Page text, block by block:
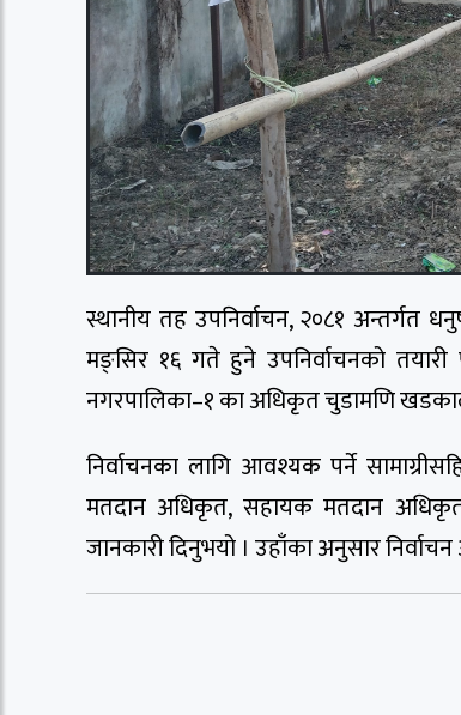
स्थानीय तह उपनिर्वाचन, २०८१ अन्तर्गत
मङ्सिर १६ गते हुने उपनिर्वाचनको
नगरपालिका–१ का अधिकृत चुडामणि
निर्वाचनका लागि आवश्यक पर्ने
मतदान अधिकृत, सहायक मतदान
जानकारी दिनुभयो । उहाँका अनुसार